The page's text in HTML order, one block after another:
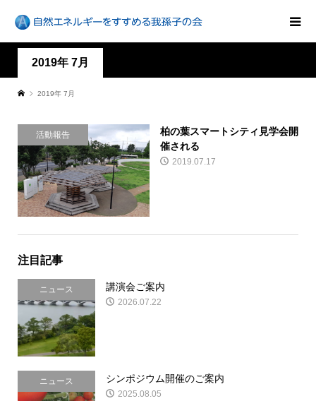
2019年 7月
2019年 7月
活動報告
柏の葉スマートシティ見学会開
催される
2019.07.17
注目記事
ニュース 講演会ご案内
2026.07.22
ニュース シンポジウム開催のご案内
2025.08.05